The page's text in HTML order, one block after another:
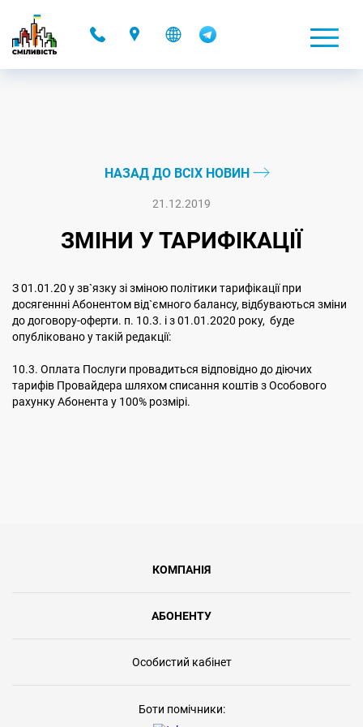
НАЗАД ДО ВСІХ НОВИН
21.12.2019
ЗМІНИ У ТАРИФІКАЦІЇ
З 01.01.20 у зв`язку зі зміною політики тарифікації при
досягеннні Абонентом від`ємного балансу, відбуваються зміни
до договору-оферти. п. 10.3. і з 01.01.2020 року, буде
опубліковано у такій редакції:
10.3. Оплата Послуги провадиться відповідно до діючих
тарифів Провайдера шляхом списання коштів з Особового
рахунку Абонента у 100% розмірі.
КОМПАНІЯ
АБОНЕНТУ
Особистий кабінет
Боти помічники: